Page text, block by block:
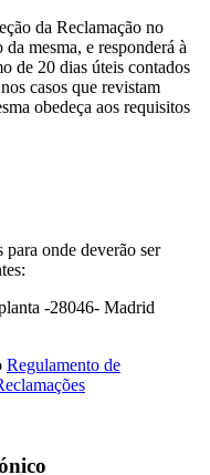
da Reclamação no
mesma, e responderá à
de 20 dias úteis contados
casos que revistam
obedeça aos requisitos
para onde deverão ser
-28046- Madrid
Regulamento de